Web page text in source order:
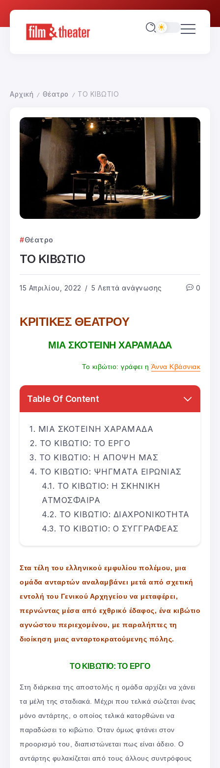
Αρχική / Θέατρο / ΤΟ ΚΙΒΩΤΙΟ
Θέατρο
ΤΟ ΚΙΒΩΤΙΟ
15 Απριλίου, 2022 5 Λεπτά ανάγνωσης 0
ΚΡΙΤΙΚΕΣ ΘΕΑΤΡΟΥ
ΜΙΑ ΣΚΟΤΕΙΝΗ ΧΑΡΑΜΑΔΑ
Το κιβώτιο: γράφει η Άννα Κβάσνιακ
Table Of Content
ΜΙΑ ΣΚΟΤΕΙΝΗ ΧΑΡΑΜΑΔΑ
ΤΟ ΚΙΒΩΤΙΟ: ΤΟ ΕΡΓΟ
ΤΟ ΚΙΒΩΤΙΟ: Η ΑΠΟΨΗ ΜΑΣ
ΤΟ ΚΙΒΩΤΙΟ: ΨΗΓΜΑΤΑ ΕΙΡΩΝΙΑΣ
ΤΟ ΚΙΒΩΤΙΟ: Η ΣΚΗΝΙΚΗ
ΑΤΜΟΣΦΑΙΡΑ
ΤΟ ΚΙΒΩΤΙΟ: ΔΙΑΧΡΟΝΙΚΟΤΗΤΑ
ΤΟ ΚΙΒΩΤΙΟ: Ο ΣΥΓΓΡΑΦΕΑΣ
Στα τέλη του ελληνικού εμφυλίου πολέμου, μια
ομάδα ανταρτών αναλαμβάνει μετά από σχετική
εντολή του Γενικού Αρχηγείου να μεταφέρει,
περνώντας μέσα από εχθρικό έδαφος, ένα κιβώτιο
αγνώστου περιεχομένου, με παραλήπτες τη
διοίκηση μιας ανταρτοκρατούμενης πόλης.
ΤΟ ΚΙΒΩΤΙΟ: ΤΟ ΕΡΓΟ
Στη διάρκεια της αποστολής η ομάδα αρχίζει να χάνει
τα μέλη της σταδιακά. Μέχρι που τελικά σώζεται ένας
μόνο αντάρτης, ο οποίος τελικά κατορθώνει να
παραδώσει το κιβώτιο. Όταν όμως φτάνει στον
προορισμό του, διαπιστώνεται πως είναι άδειο. Ο
αντάρτης φυλακίζεται από τους άλλους συντρόφους